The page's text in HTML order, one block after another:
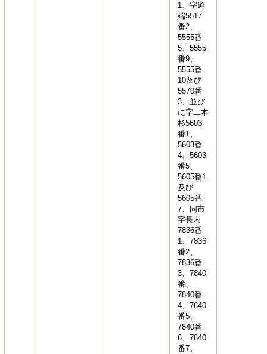
1、字道
端5517
番2、
5555番
5、5555
番9、
5555番
10及び
5570番
3、並び
に字二本
杉5603
番1、
5603番
4、5603
番5、
5605番1
及び
5605番
7、同市
字長内
7836番
1、7836
番2、
7836番
3、7840
番、
7840番
4、7840
番5、
7840番
6、7840
番7、